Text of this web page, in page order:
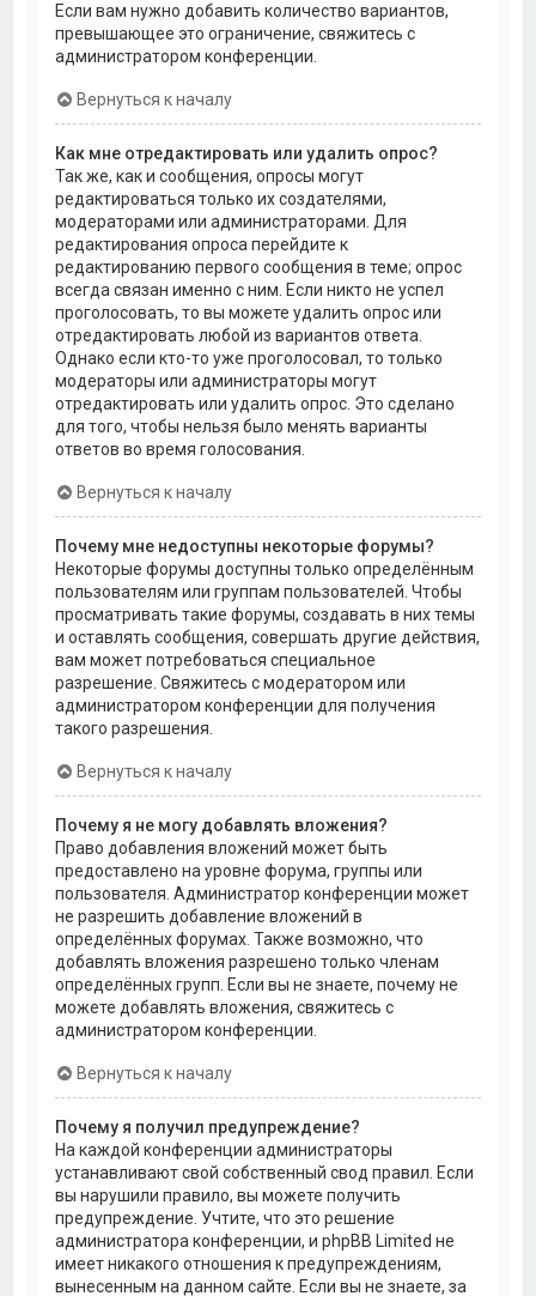
Если вам нужно добавить количество вариантов,
превышающее это ограничение, свяжитесь с
администратором конференции.
Вернуться к началу
Как мне отредактировать или удалить опрос?
Так же, как и сообщения, опросы могут
редактироваться только их создателями,
модераторами или администраторами. Для
редактирования опроса перейдите к
редактированию первого сообщения в теме; опрос
всегда связан именно с ним. Если никто не успел
проголосовать, то вы можете удалить опрос или
отредактировать любой из вариантов ответа.
Однако если кто-то уже проголосовал, то только
модераторы или администраторы могут
отредактировать или удалить опрос. Это сделано
для того, чтобы нельзя было менять варианты
ответов во время голосования.
Вернуться к началу
Почему мне недоступны некоторые форумы?
Некоторые форумы доступны только определённым
пользователям или группам пользователей. Чтобы
просматривать такие форумы, создавать в них темы
и оставлять сообщения, совершать другие действия,
вам может потребоваться специальное
разрешение. Свяжитесь с модератором или
администратором конференции для получения
такого разрешения.
Вернуться к началу
Почему я не могу добавлять вложения?
Право добавления вложений может быть
предоставлено на уровне форума, группы или
пользователя. Администратор конференции может
не разрешить добавление вложений в
определённых форумах. Также возможно, что
добавлять вложения разрешено только членам
определённых групп. Если вы не знаете, почему не
можете добавлять вложения, свяжитесь с
администратором конференции.
Вернуться к началу
Почему я получил предупреждение?
На каждой конференции администраторы
устанавливают свой собственный свод правил. Если
вы нарушили правило, вы можете получить
предупреждение. Учтите, что это решение
администратора конференции, и phpBB Limited не
имеет никакого отношения к предупреждениям,
вынесенным на данном сайте. Если вы не знаете, за